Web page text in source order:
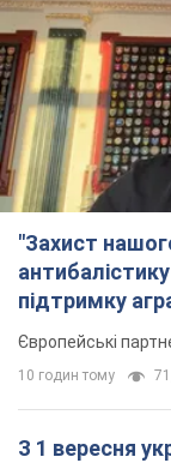
"Захист
антибалістику
підтримку
Європейські
10 годин тому
З 1 вересня